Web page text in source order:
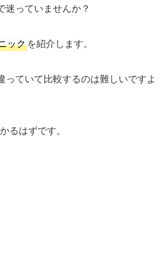
っていませんか？
ックを紹介します。
ていて比較するのは難しいですよ
るはずです。